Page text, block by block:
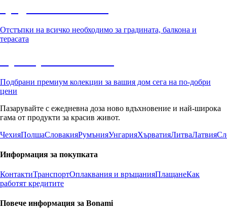
Отстъпки на всичко необходимо за градината, балкона и
терасата
Подбрани премиум колекции за вашия дом сега на по-добри
цени
Пазарувайте с ежедневна доза ново вдъхновение и най-широка
гама от продукти за красив живот.
ЧехияПолшаСловакияРумънияУнгарияХърватияЛитваЛатвия
Информация за покупката
КонтактиТранспортОплаквания и връщанияПлащанеКак
работят кредитите
Повече информация за Bonami